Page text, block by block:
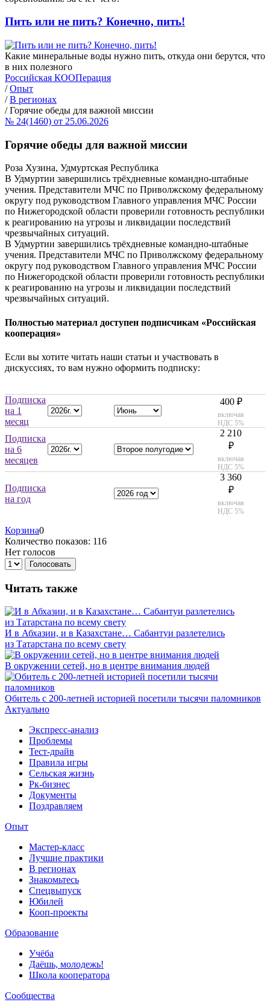
Пить или не пить? Конечно, пить!
Какие минеральные воды нужно пить, откуда они берутся, что
в них полезного
Российская КООПерация
/ Опыт
/ В регионах
/ Горячие обеды для важной миссии
№ 24(1460) от 25.06.2026
Горячие обеды для важной миссии
Роза Хузина, Удмуртская Республика
В Удмуртии завершились трёхдневные командно-штабные
учения. Представители МЧС по Приволжскому федеральному
округу под руководством Главного управления МЧС России
по Нижегородской области проверили готовность республики
к реагированию на угрозы и ликвидации последствий
чрезвычайных ситуаций.
В Удмуртии завершились трёхдневные командно-штабные
учения. Представители МЧС по Приволжскому федеральному
округу под руководством Главного управления МЧС России
по Нижегородской области проверили готовность республики
к реагированию на угрозы и ликвидации последствий
чрезвычайных ситуаций.
Полностью материал доступен подписчикам «Российская
кооперация»
Если вы хотите читать наши статьи и участвовать в
дискуссиях, то вам нужно оформить подписку:
Подписка
на 1
месяц
400 ₽
включая
НДС 5%
Подписка
на 6
месяцев
2 210
₽
включая
НДС 5%
Подписка
на год
3 360
₽
включая
НДС 5%
Корзина0
Количество показов: 116
Нет голосов
Голосовать
Читать также
И в Абхазии, и в Казахстане… Сабантуи разлетелись
из Татарстана по всему свету
В окружении сетей, но в центре внимания людей
Обитель с 200-летней историей посетили тысячи паломников
Актуально
Экспресс-анализ
Проблемы
Тест-драйв
Правила игры
Сельская жизнь
Рк-бизнес
Документы
Поздравляем
Опыт
Мастер-класс
Лучшие практики
В регионах
Знакомьтесь
Спецвыпуск
Юбилей
Кооп-проекты
Образование
Учёба
Даёшь, молодежь!
Школа кооператора
Сообщества